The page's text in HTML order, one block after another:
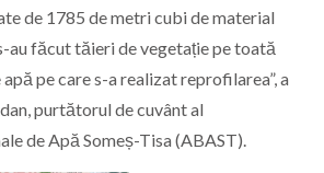
de 1785 de metri cubi dematerial
au făcut tăieri de vegetație pe toată
pe care s-a realizat reprofilarea”, a
purtătorul de cuvânt al
de Apă Someș-Tisa (ABAST).